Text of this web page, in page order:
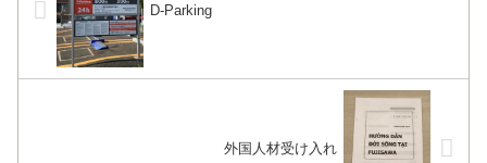
D-Parking
外国人材受け入れ